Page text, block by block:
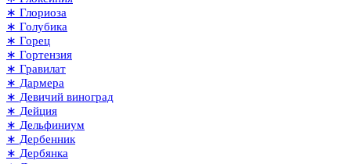
∗ Глориоза
∗ Голубика
∗ Горец
∗ Гортензия
∗ Гравилат
∗ Дармера
∗ Девичий виноград
∗ Дейция
∗ Дельфиниум
∗ Дербенник
∗ Дербянка